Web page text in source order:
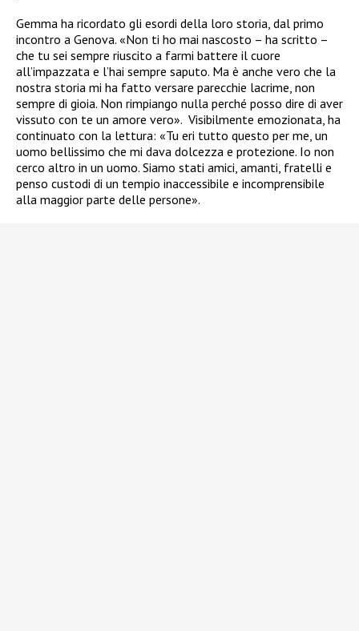
Gemma ha ricordato gli esordi della loro storia, dal primo
incontro a Genova. «Non ti ho mai nascosto – ha scritto –
che tu sei sempre riuscito a farmi battere il cuore
all’impazzata e l’hai sempre saputo. Ma è anche vero che la
nostra storia mi ha fatto versare parecchie lacrime, non
sempre di gioia. Non rimpiango nulla perché posso dire di aver
vissuto con te un amore vero». Visibilmente emozionata, ha
continuato con la lettura: «Tu eri tutto questo per me, un
uomo bellissimo che mi dava dolcezza e protezione. Io non
cerco altro in un uomo. Siamo stati amici, amanti, fratelli e
penso custodi di un tempio inaccessibile e incomprensibile
alla maggior parte delle persone».